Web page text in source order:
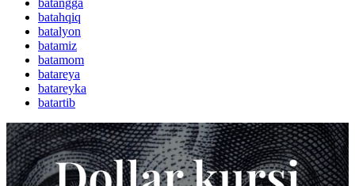
batangga
batahqiq
batalyon
batamiz
batamom
batareya
batareyka
batartib